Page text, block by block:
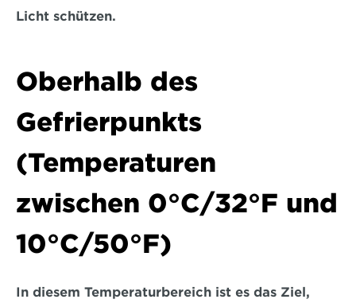
Licht schützen.
Oberhalb des
Gefrierpunkts
(Temperaturen
zwischen 0°C/32°F und
10°C/50°F)
In diesem Temperaturbereich ist es das Ziel,